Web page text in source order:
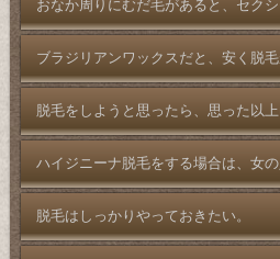
おなか周りにむだ毛があると、セク
ブラジリアンワックスだと、安く脱
脱毛をしようと思ったら、思った以
ハイジニーナ脱毛をする場合は、女
脱毛はしっかりやっておきたい。